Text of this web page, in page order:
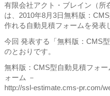
有限会社アクト・ブレイン（
は、2010年8月3日無料版：
作れる自動見積フォームを発表
今回 発表する「無料版：CMS
のとおりです。
無料版：CMS型自動見積フォ
ォーム －
http://ssl-estimate.cms-pr.com/